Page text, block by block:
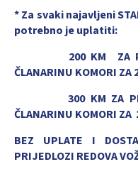
* Za svaki najavljeni
potrebno je uplatiti:
200 KM ZA
ČLANARINU KOMORI ZA
300 KM ZA
ČLANARINU KOMORI
BEZ UPLATE I
PRIJEDLOZI REDOVA